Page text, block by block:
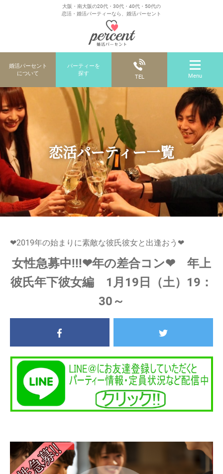
大阪・南大阪の20代・30代・40代・50代の
恋活・婚活パーティーなら、婚活パーセント
婚活パーセント
について
パーティーを
探す
TEL Menu
恋活パーティー一覧
❤2019年の始まりに素敵な彼氏彼女と出逢おう❤
女性急募中!!!❤年の差合コン❤ 年上
彼氏年下彼女編 1月19日（土）19：
30～